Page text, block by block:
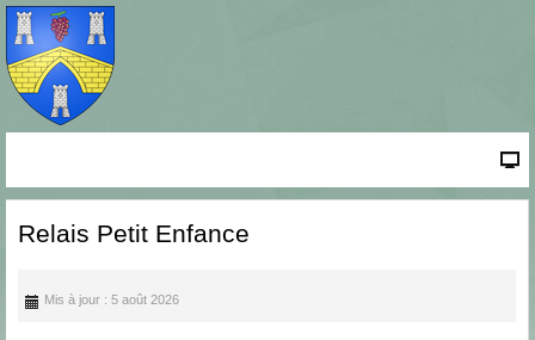
Relais Petit Enfance
Mis à jour : 5 août 2026